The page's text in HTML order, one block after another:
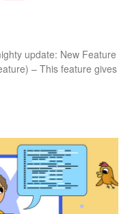
update: New Feature
– This feature gives